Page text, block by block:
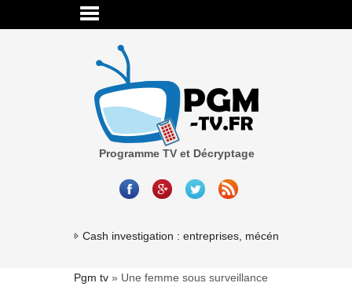
Programme TV et Décryptage
Cash investigation : entreprises, mécénat,
Pgm tv » Une femme sous surveillance